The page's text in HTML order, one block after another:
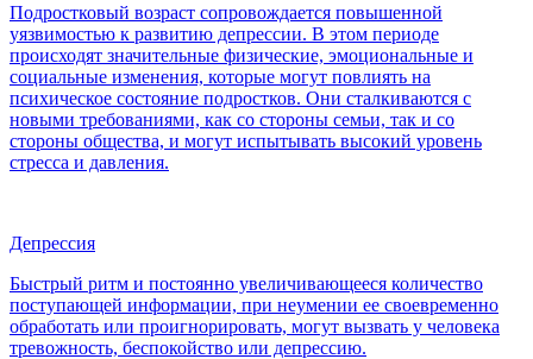
Подростковый возраст сопровождается повышенной
уязвимостью к развитию депрессии. В этом периоде
происходят значительные физические, эмоциональные и
социальные изменения, которые могут повлиять на
психическое состояние подростков. Они сталкиваются с
новыми требованиями, как со стороны семьи, так и со
стороны общества, и могут испытывать высокий уровень
стресса и давления.
Депрессия
Быстрый ритм и постоянно увеличивающееся количество
поступающей информации, при неумении ее своевременно
обработать или проигнорировать, могут вызвать у человека
тревожность, беспокойство или депрессию.